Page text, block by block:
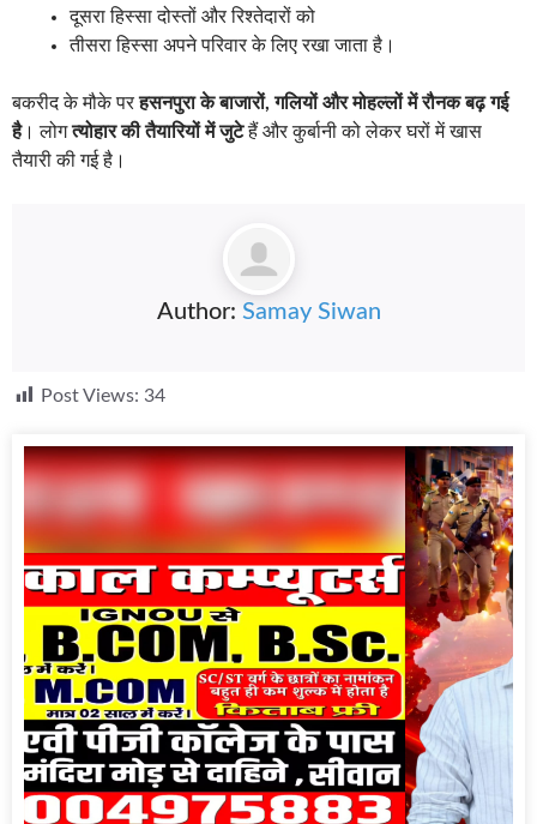
दूसरा हिस्सा दोस्तों और रिश्तेदारों को
तीसरा हिस्सा अपने परिवार के लिए रखा जाता है।
बकरीद के मौके परहसनपुरा के बाजारों, गलियों और मोहल्लों में रौनक बढ़ गई
है। लोगत्योहार की तैयारियों में जुटेहैं और कुर्बानी को लेकर घरों में खास
तैयारी की गई है।
Author: Samay Siwan
Post Views: 34